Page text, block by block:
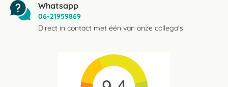
Whatsapp
06-21959869
Direct in contact met één van onze collega's